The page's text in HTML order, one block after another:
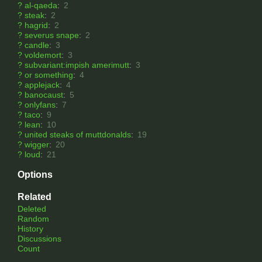
? al-qaeda: 2
? steak: 2
? hagrid: 2
? severus snape: 2
? candle: 3
? voldemort: 3
? subvariant:impish amerimutt: 3
? or something: 4
? applejack: 4
? banocaust: 5
? onlyfans: 7
? taco: 9
? lean: 10
? united steaks of muttdonalds: 19
? wigger: 20
? loud: 21
Options
Related
Deleted
Random
History
Discussions
Count